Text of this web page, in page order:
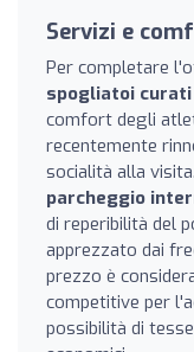
Servizi e
Per completare
spogliatoi
comfort degli
recentemente
socialità alla
parcheggio
di reperibilità del
apprezzato dai
prezzo è
competitive per
possibilità di